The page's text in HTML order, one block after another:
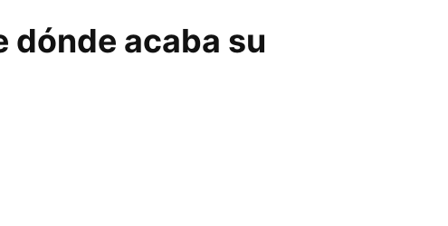
dónde acaba su